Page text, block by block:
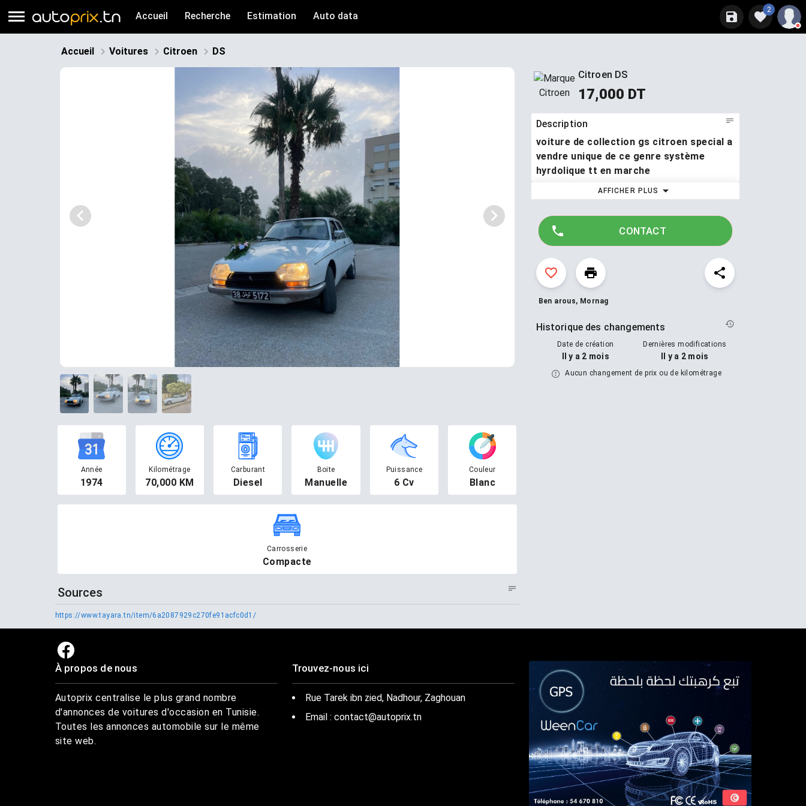
Accueil Recherche Estimation Auto data
2
Accueil Voitures Citroen DS
Citroen DS
17,000 DT
Description
voiture de collection gs citroen special a
vendre unique de ce genre système
hyrdolique tt en marche
gs citroen special a vendre
unique de ce genre
système hyrdolique tt en marche
AFFICHER PLUS
CONTACT
Ben arous, Mornag
Historique des changements
Date de création
Il y a 2 mois
Dernières modifications
Il y a 2 mois
Aucun changement de prix ou de kilométrage
Année
1974
Kilométrage
70,000 KM
Carburant
Diesel
Boite
Manuelle
Puissance
6 Cv
Couleur
Blanc
Carrosserie
Compacte
Sources
https://www.tayara.tn/item/6a2087929c270fe91acfc0d1/
À propos de nous
Autoprix centralise le plus grand nombre
d'annonces de voitures d'occasion en Tunisie.
Toutes les annonces automobile sur le même
site web.
Trouvez-nous ici
Rue Tarek ibn zied, Nadhour, Zaghouan
Email : contact@autoprix.tn